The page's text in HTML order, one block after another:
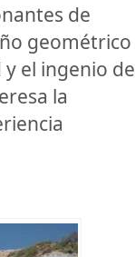
de
geométrico
el ingenio de
la